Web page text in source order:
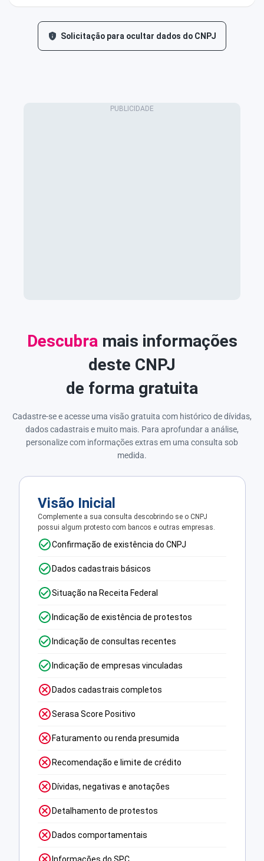
Solicitação para ocultar dados do CNPJ
Descubra mais informações
deste CNPJ
de forma gratuita
Cadastre-se e acesse uma visão gratuita com histórico de dívidas,
dados cadastrais e muito mais. Para aprofundar a análise,
personalize com informações extras em uma consulta sob
medida.
Visão Inicial
Complemente a sua consulta descobrindo se o CNPJ
possui algum protesto com bancos e outras empresas.
Confirmação de existência do CNPJ
Dados cadastrais básicos
Situação na Receita Federal
Indicação de existência de protestos
Indicação de consultas recentes
Indicação de empresas vinculadas
Dados cadastrais completos
Serasa Score Positivo
Faturamento ou renda presumida
Recomendação e limite de crédito
Dívidas, negativas e anotações
Detalhamento de protestos
Dados comportamentais